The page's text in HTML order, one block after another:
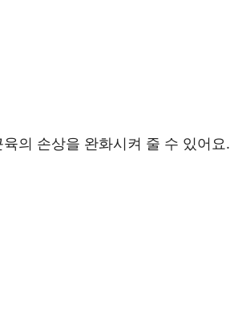
의 손상을 완화시켜 줄 수 있어요.